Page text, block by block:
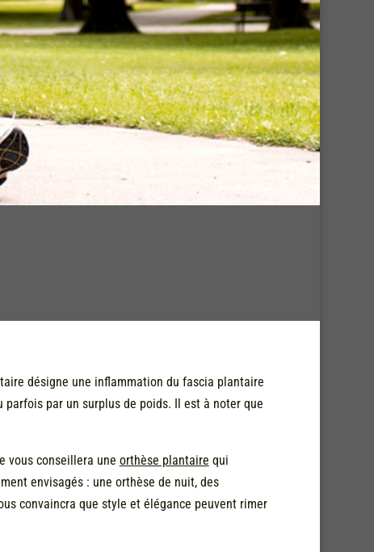
désigne une inflammation du fascia plantaire
par un surplus de poids. Il est à noter que
vous conseillera une orthèse plantaire qui
envisagés : une orthèse de nuit, des
convaincra que style et élégance peuvent rimer